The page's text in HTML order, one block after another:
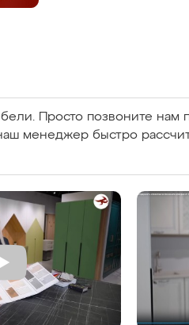
Просто позвоните нам
менеджер быстро